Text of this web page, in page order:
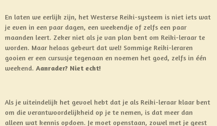
En laten we eerlijk zijn, het Westerse Reiki-systeem is niet iets wat
je even in een paar dagen, een weekendje of zelfs een paar
maanden leert. Zeker niet als je van plan bent om Reiki-leraar te
worden. Maar helaas gebeurt dat wel! Sommige Reiki-leraren
gooien er een cursusje tegenaan en noemen het goed, zelfs in één
weekend. Aanrader? Niet echt!
Als je uiteindelijk het gevoel hebt dat je als Reiki-leraar klaar bent
om die verantwoordelijkheid op je te nemen, is dat meer dan
alleen wat kennis opdoen. Je moet openstaan, zowel met je geest